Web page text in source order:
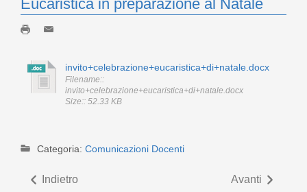
Eucaristica in preparazione al Natale
invito+celebrazione+eucaristica+di+natale.docx
Filename::
invito+celebrazione+eucaristica+di+natale.docx
Size:: 52.33 KB
Categoria: Comunicazioni Docenti
Indietro Avanti